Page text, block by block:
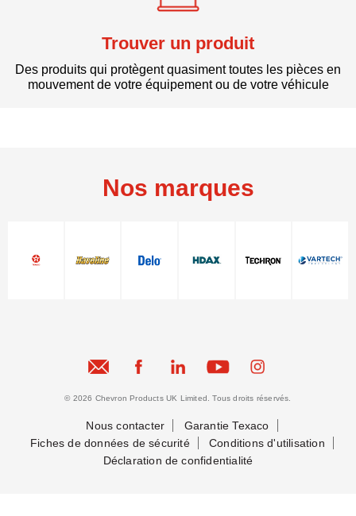
Trouver un produit
Des produits qui protègent quasiment toutes les pièces en
mouvement de votre équipement ou de votre véhicule
Nos marques
© 2026 Chevron Products UK Limited. Tous droits réservés.
Nous contacter
Garantie Texaco
Fiches de données de sécurité
Conditions d'utilisation
Déclaration de confidentialité